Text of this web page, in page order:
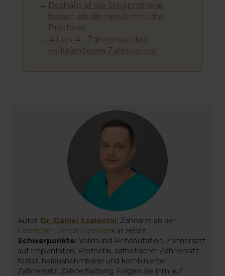
Deshalb ist die Stegprothese
besser, als die herkömmliche
Prothese
All-on-4 - Zahnersatz bei
vollständigem Zahnverlust
Autor: Dr. Dániel Szalontai, Zahnarzt an der
Gelencsér Dental Zahnklinik in Hévíz.
Schwerpunkte: Vollmund-Rehabilitation, Zahnersatz
auf Implantaten, Prothetik, ästhetischer Zahnersatz,
fester, herausnehmbarer und kombinierter
Zahnersatz, Zahnerhaltung. Folgen Sie ihm auf